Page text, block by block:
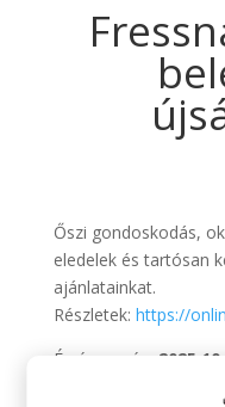
Őszi gondoskodás,
eledelek és tartósan
ajánlatainkat.
Részletek: https://
Érvényesség: